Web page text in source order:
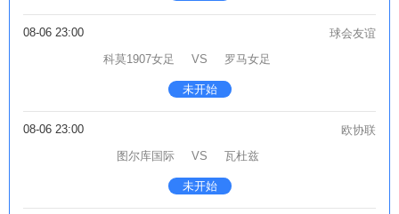
08-06 23:00
球会友谊
科莫1907女足
VS 罗马女足
未开始
08-06 23:00
欧协联
图尔库国际
VS 瓦杜兹
未开始